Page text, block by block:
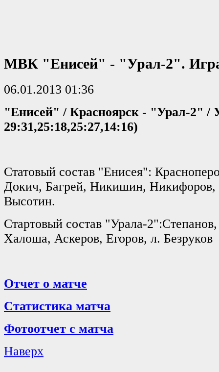
МВК "Енисей" - "Урал-2".
06.01.2013 01:36
"Енисей" / Красноярск - "Урал-2" /
29:31,25:18,25:27,14:16)
Статовый состав "Енисея":
Докич, Багрей, Никишин, Никифоров,
Высотин.
Стартовый состав "Урала-
Халоша, Аскеров, Егоров, л. Безруков
Отчет о матче
Статистика матча
Фотоотчет с матча
Наверх